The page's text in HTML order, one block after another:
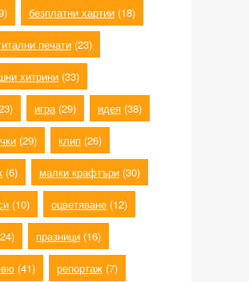
безплатни хартии (18)
печати (23)
хитрини (33)
игра (29) идея (38)
(29) клип (26)
(6) малки крафтъри (30)
(10) оцветяване (12)
празници (16)
(41) репортаж (7)